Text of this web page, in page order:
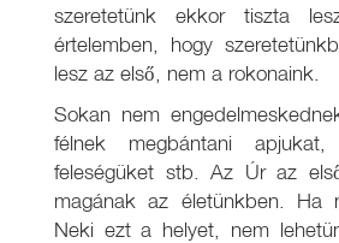
szeretetünk ekkor tiszta
értelemben, hogy
lesz az első, nem a rokonaink.
Sokan nem
félnek megbántani
feleségüket stb. Az Úr az
magának az életünkben. Ha
Neki ezt a helyet, nem